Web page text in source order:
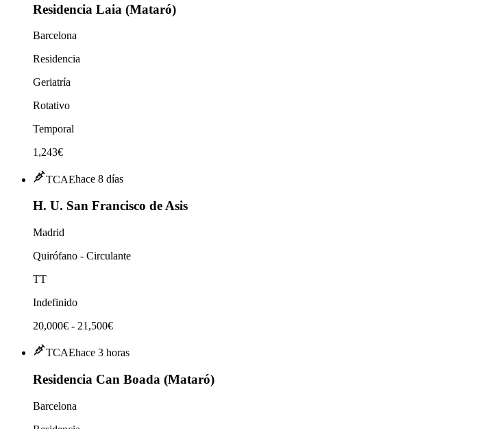
Residencia Laia (Mataró)
Barcelona
Residencia
Geriatría
Rotativo
Temporal
1,243€
TCAEhace 8 días
H. U. San Francisco de Asis
Madrid
Quirófano - Circulante
TT
Indefinido
20,000€ - 21,500€
TCAEhace 3 horas
Residencia Can Boada (Mataró)
Barcelona